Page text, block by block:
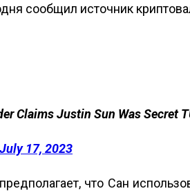
сообщил источник
Claims Justin Sun Was Secret
July 17, 2023
что Сан